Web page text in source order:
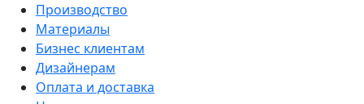
Производство
Материалы
Бизнес клиентам
Дизайнерам
Оплата и доставка